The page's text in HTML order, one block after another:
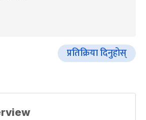
प्रतिक्रिया दिनुहोस्